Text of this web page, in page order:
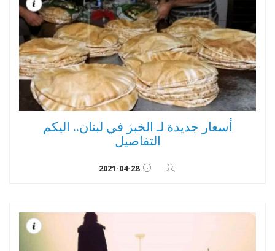
أسعار جديدة لـ الخبز في لبنان.. اليكم
التفاصيل
2021-04-28